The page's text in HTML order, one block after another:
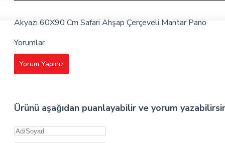
Akyazı 60X90 Cm Safari Ahşap Çerçeveli Mantar Pano
Yorumlar
Yorum Yapınız
Ürünü aşağıdan puanlayabilir ve yorum